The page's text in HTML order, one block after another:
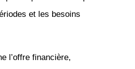
et les besoins
l’offre financière,